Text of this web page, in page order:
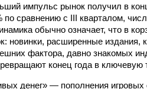
импульс рынок получил в
по сравнению с III кварталом,
обычно означает, что в
новинки, расширенные издания,
фактора, давно знакомых
конец года в ключевую
денег» — пополнения игровых